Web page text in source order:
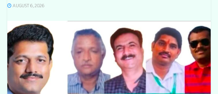
AUGUST 6, 2026